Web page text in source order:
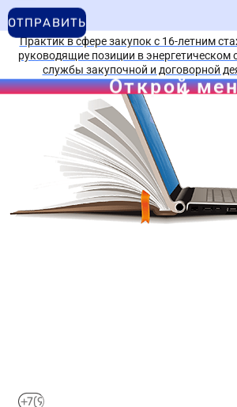
Школьников Артем
Практик в сфере закупок с 16-летним
руководящие позиции в энергетическом
службы закупочной и договорной
ОТПРАВИТЬ
Открой